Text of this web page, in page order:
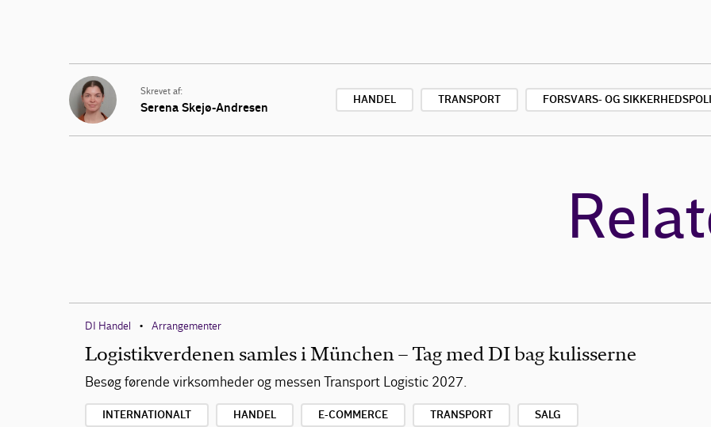
Skrevet af:
Serena Skejø-Andresen
HANDEL TRANSPORT FORSVARS- OG
DI Handel • Arrangementer
Logistikverdenen samles i München – Tag med DI bag kulisserne
Besøg førende virksomheder og messen Transport Logistic 2027.
INTERNATIONALT HANDEL E-COMMERCE TRANSPORT SALG